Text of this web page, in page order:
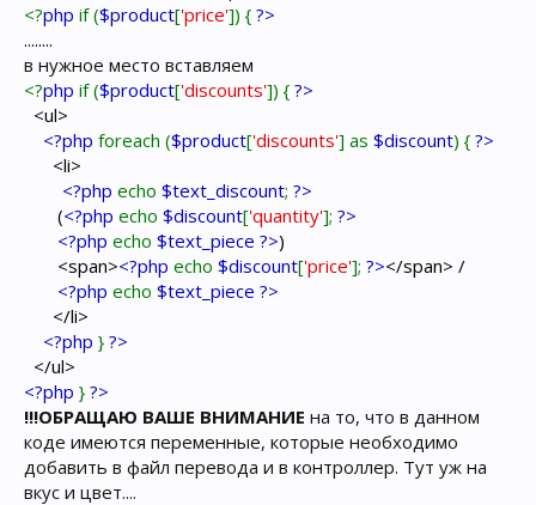
<?php if ($product['price']) { ?>
........
в нужное место вставляем
<?php if ($product['discounts']) { ?>
<ul>
<?php foreach ($product['discounts'] as $discount) { ?>
<li>
<?php echo $text_discount; ?>
(<?php echo $discount['quantity']; ?>
<?php echo $text_piece ?>)
<span><?php echo $discount['price']; ?></span> /
<?php echo $text_piece ?>
</li>
<?php } ?>
</ul>
<?php } ?>
!!!ОБРАЩАЮ ВАШЕ ВНИМАНИЕ на то, что в данном
коде имеются переменные, которые необходимо
добавить в файл перевода и в контроллер. Тут уж на
вкус и цвет....